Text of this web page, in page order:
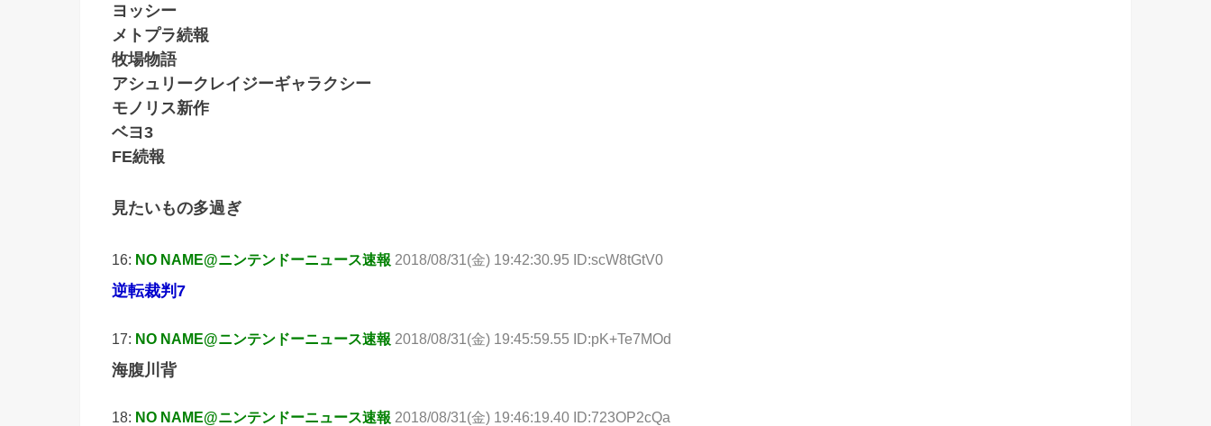
ヨッシー
メトプラ続報
牧場物語
アシュリークレイジーギャラクシー
モノリス新作
ベヨ3
FE続報
見たいもの多過ぎ
16: NO NAME@ニンテンドーニュース速報 2018/08/31(金) 19:42:30.95 ID:scW8tGtV0
逆転裁判7
17: NO NAME@ニンテンドーニュース速報 2018/08/31(金) 19:45:59.55 ID:pK+Te7MOd
海腹川背
18: NO NAME@ニンテンドーニュース速報 2018/08/31(金) 19:46:19.40 ID:723OP2cQa